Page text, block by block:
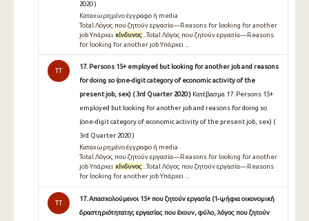
2020 )
Καταχωρημένο έγγραφο ή media
Total Λόγος που ζητούν εργασία—Reasons for looking for another
job Υπάρχει κίνδυνος ...Total Λόγος που ζητούν εργασία—Reasons
for looking for another job Υπάρχει ...
TT
17. Persons 15+ employed but looking for another job and reasons
for doing so (one-digit category of economic activity of the
present job, sex) ( 3rd Quarter 2020 ) Κατέβασμα 17. Persons 15+
employed but looking for another job and reasons for doing so
(one-digit category of economic activity of the present job, sex) (
3rd Quarter 2020 )
Καταχωρημένο έγγραφο ή media
Total Λόγος που ζητούν εργασία—Reasons for looking for another
job Υπάρχει κίνδυνος...Total Λόγος που ζητούν εργασία—Reasons
for looking for another job Υπάρχει ...
TT
17. Απασχολούμενοι 15+ που ζητούν εργασία (1-ψήφια οικονομική
δραστηριότητατης εργασίας που έχουν, φύλο, λόγος που ζητούν